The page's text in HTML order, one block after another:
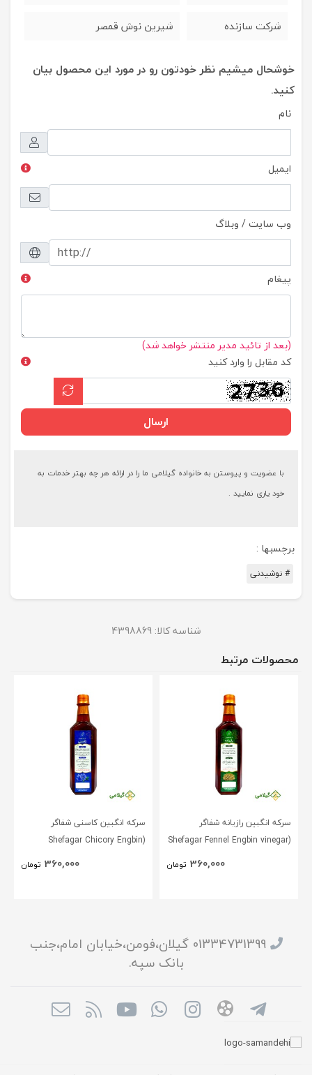
شرکت سازنده شیرین نوش قمصر
خوشحال میشیم نظر خودتون رو در مورد این محصول بیان
کنید.
نام
ایمیل
وب سایت / وبلاگ
پیغام
(بعد از تائید مدیر منتشر خواهد شد)
کد مقابل را وارد کنید
ارسال
با عضویت و پیوستن به خانواده گیلامی ما را در ارائه هر چه بهتر خدمات به
خود یاری نمایید .
برچسبها :
# نوشیدنی
شناسه کالا: 4398869
محصولات مرتبط
سرکه انگبین رازیانه شفاگر
(Shefagar Fennel Engbin vinegar
360,000 تومان
سرکه انگبین کاسنی شفاگر
(Shefagar Chicory Engbin
360,000 تومان
01334731399 گیلان،فومن،خیابان امام،جنب
بانک سپه.